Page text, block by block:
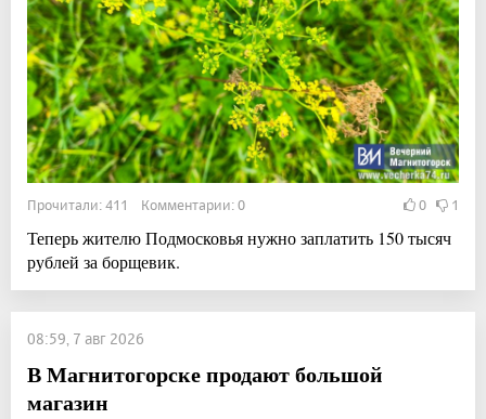
Прочитали: 411 Комментарии: 0 0 1
Теперь жителю Подмосковья нужно заплатить 150 тысяч
рублей за борщевик.
08:59, 7 авг 2026
В Магнитогорске продают большой
магазин